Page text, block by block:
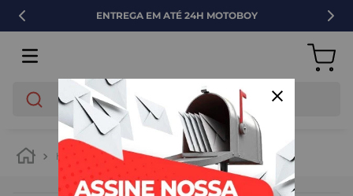
ENTREGA EM ATÉ 24H MOTOBOY
O que você está buscando?
hidráulica caixas d agua